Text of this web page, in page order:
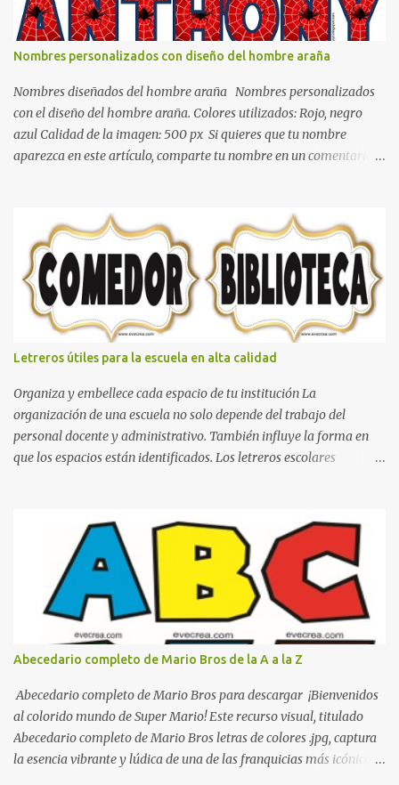
blanco es ideal para lograr el relax total, es un color que va con
todo y además es color bastante limpio que te dará esa sensación
de calidez. Los colores terra son excelentes para usar en el
dormitorio nos brinda esa sensación de tranquilidad y confort. El
color gris es un color muy relajante y por lo tanto entra en la lista
de colo...
Nombres personalizados con diseño del hombre araña
Nombres diseñados del hombre araña Nombres personalizados
con el diseño del hombre araña. Colores utilizados: Rojo, negro
azul Calidad de la imagen: 500 px Si quieres que tu nombre
aparezca en este artículo, comparte tu nombre en un comentario y
decorar el dormitorio con pósters Cama con diseño de ring de
boxeo Ideas para decoraciones de fiestas infantiles Cosas bonitas
que se pueden hacer con gomas de coche
Letreros útiles para la escuela en alta calidad
Organiza y embellece cada espacio de tu institución La
organización de una escuela no solo depende del trabajo del
personal docente y administrativo. También influye la forma en
que los espacios están identificados. Los letreros escolares
decorativo que hace que la institución luzca más ordenada,
moderna y acogedora. Pensando en esta necesidad, he diseñado
una colección de letreros útiles para la escuela con un estilo
elegante, fácil de leer y listo para imprimir en alta calidad. Su
diseño busca combinar funcionalidad y estética, logrando que
cualquier institución educativa proyecte una imagen más
organizada y profesional. ¿Por qué son importantes los letreros
escolares? En una escuela conviven diariamente cientos de
personas. Para quienes visitan la institución por primera vez,
encontrar la biblioteca, la dirección o un aula específica puede
resultar c...
Abecedario completo de Mario Bros de la A a la Z
Abecedario completo de Mario Bros para descargar ¡Bienvenidos
al colorido mundo de Super Mario! Este recurso visual, titulado
Abecedario completo de Mario Bros letras de colores .jpg, captura
la esencia vibrante y lúdica de una de las franquicias más icónicas